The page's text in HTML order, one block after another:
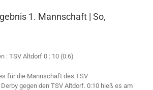
1. Mannschaft | So,
: TSV Altdorf 0 : 10 (0:6)
für die Mannschaft des TSV
gegen den TSV Altdorf. 0:10 hieß es am